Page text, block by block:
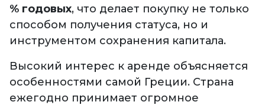
% годовых, что делает покупку не только
способом получения статуса, но и
инструментом сохранения капитала.
Высокий интерес к аренде объясняется
особенностями самой Греции. Страна
ежегодно принимает огромное